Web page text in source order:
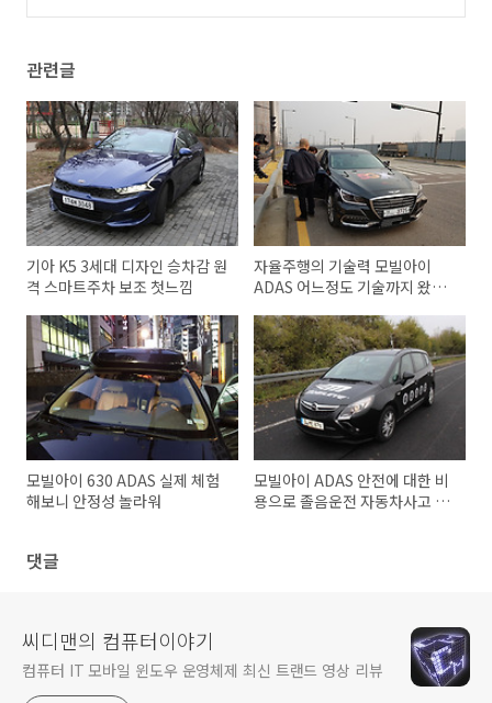
관련글
기아 K5 3세대 디자인 승차감 원
격 스마트주차 보조 첫느낌
자율주행의 기술력 모빌아이
ADAS 어느정도 기술까지 왔는
모빌아이 630 ADAS 실제 체험
해보니 안정성 놀라워
모빌아이 ADAS 안전에 대한 비
용으로 졸음운전 자동차사고 막
댓글
씨디맨의 컴퓨터이야기
컴퓨터 IT 모바일 윈도우 운영체제 최신 트랜드 영상 리뷰